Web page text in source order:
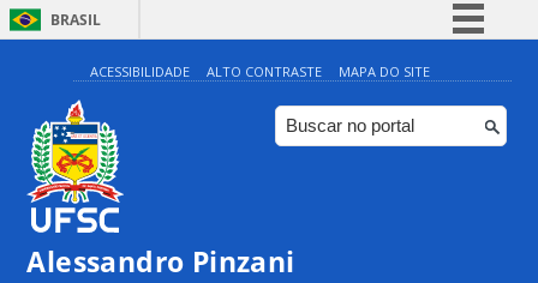
BRASIL
Simplifique!
Comunica BR
Participe
ACESSIBILIDADE ALTO CONTRASTE MAPA DO SITE
Alessandro Pinzani